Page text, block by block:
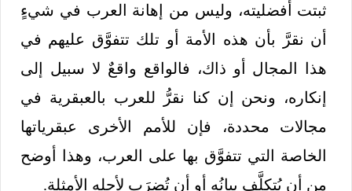
ثبتت أفضليته، وليس من إهانة العرب في شيءٍ
أن نقرَّ بأن هذه الأمة أو تلك تتفوَّق عليهم في
هذا المجال أو ذاك، فالواقع واقعٌ لا سبيل إلى
إنكاره، ونحن إن كنا نقرُّ للعرب بالعبقرية في
مجالات محددة، فإن للأمم الأخرى عبقرياتها
الخاصة التي تتفوَّق بها على العرب، وهذا أوضح
من أن يُتكلَّف بيانُه أو أن تُضرَب لأجله الأمثلة.